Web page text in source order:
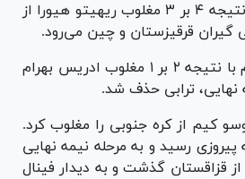
شکست داد و به مرحله نیمه نهایی راه یافت. لطفی نژاد در این مرحله با نتیجه ۴ بر ۳ مغلوب ریهیتو هیورا از
گیران قرقیزستان و چین می‌رود.
پس از استراحت در دور اول، در دور دوم با نتیجه ۲ بر ۱ مغلوب ادریس بهرام
ترابی حذف شد.
۱۰ بر صفر هینوسو کیم از کره جنوبی را مغلوب کرد.
به پیروزی رسید و به مرحله نیمه نهایی
۱ از سد عادیلبک یربولاتوف از قزاقستان گذشت و به دیدار فینال